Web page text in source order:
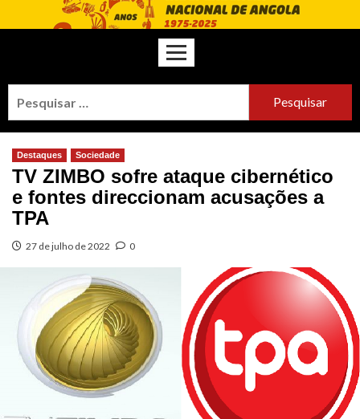
Destaques Sociedade
TV ZIMBO sofre ataque cibernético
e fontes direccionam acusações a
TPA
27 de julho de 2022 0